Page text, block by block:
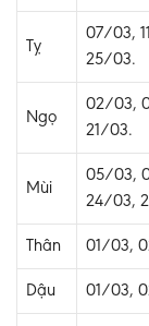
Tỵ
07/03,
25/03.
Ngọ
02/03,
21/03.
Mùi
05/03,
24/03,
Thân 01/03,
Dậu 01/03,